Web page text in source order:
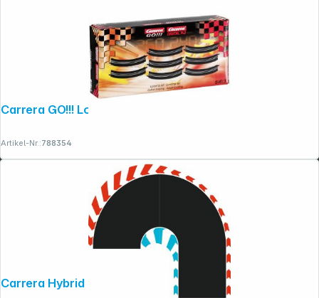
Artikel-Nr.:788354
Carrera Hybrid Hairpin Curve 180° L/R